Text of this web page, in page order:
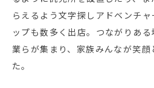
らえるよう文字探しアドベンチ
ップも数多く出店。つながりあ
業らが集まり、家族みんなが笑
た。